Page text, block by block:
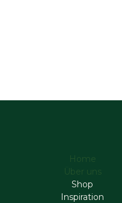
Home
Über uns
Shop
Inspiration